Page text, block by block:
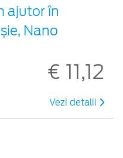
ajutor în
Nano
€ 11,12
Vezi detalii